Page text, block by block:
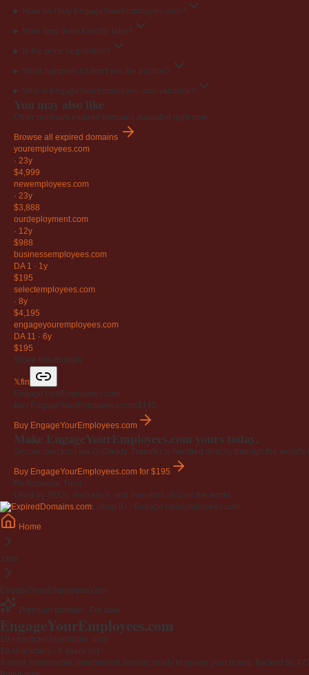
How do I buy EngageYourEmployees.com?
How long does transfer take?
Is the price negotiable?
What happens if I don't win the auction?
Why is EngageYourEmployees.com valuable?
You may also like
Other premium expired domains available right now.
Browse all expired domains
youremployees.com
· 23y
$4,999
newemployees.com
· 23y
$3,888
ourdeployment.com
· 12y
$988
businessemployees.com
DA 1 · 1y
$195
selectemployees.com
· 8y
$4,195
engageyouremployees.com
DA 11 · 6y
$195
Share this domain
𝕏fin
EngageYourEmployees.com
Buy EngageYourEmployees.com$195
Buy EngageYourEmployees.com
Make EngageYourEmployees.com yours today.
Secure checkout via GoDaddy. Transfer is handled directly through the world's
Buy EngageYourEmployees.com for $195
Professional Trust
Used by SEOs, marketers, and investors all over the world.
Listing ID · EngageYourEmployees.com
Home
.com
EngageYourEmployees.com
Premium domain · For sale
EngageYourEmployees.com
19-character brandable .com
19 characters · 6 years old
A short, memorable, established domain ready to power your brand. Backed by